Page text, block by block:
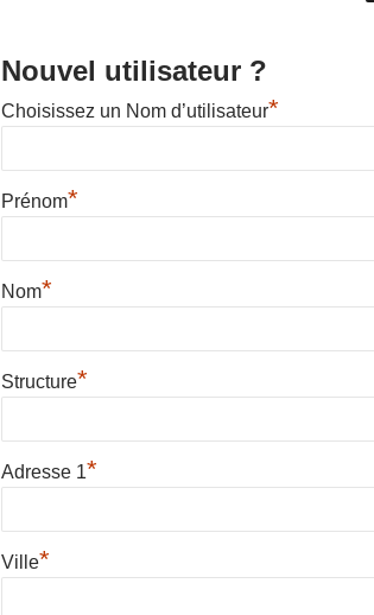
Nouvel utilisateur ?
Choisissez un Nom d’utilisateur*
Prénom*
Nom*
Structure*
Adresse 1*
Ville*